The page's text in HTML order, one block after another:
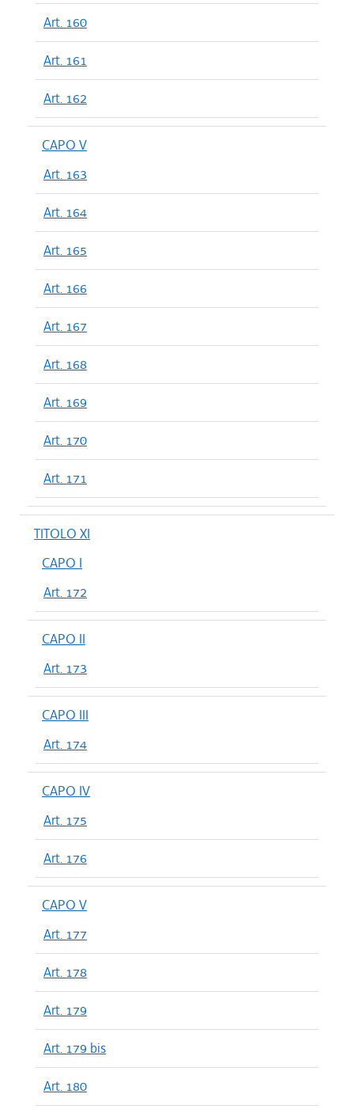
Art. 160
Art. 161
Art. 162
CAPO V
Art. 163
Art. 164
Art. 165
Art. 166
Art. 167
Art. 168
Art. 169
Art. 170
Art. 171
TITOLO XI
CAPO I
Art. 172
CAPO II
Art. 173
CAPO III
Art. 174
CAPO IV
Art. 175
Art. 176
CAPO V
Art. 177
Art. 178
Art. 179
Art. 179 bis
Art. 180